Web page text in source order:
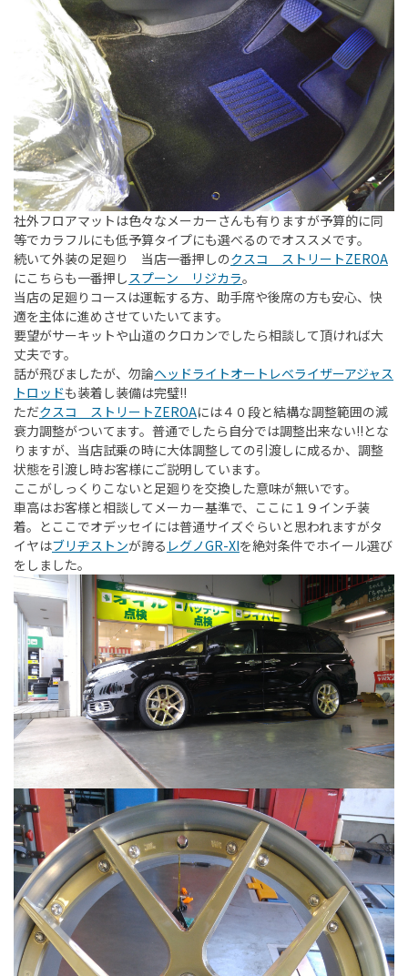
社外フロアマットは色々なメーカーさんも有りますが予算的に同
等でカラフルにも低予算タイプにも選べるのでオススメです。
続いて外装の足廻り 当店一番押しのクスコ ストリートZEROA
にこちらも一番押しスプーン リジカラ。
当店の足廻りコースは運転する方、助手席や後席の方も安心、快
適を主体に進めさせていたいてます。
要望がサーキットや山道のクロカンでしたら相談して頂ければ大
丈夫です。
話が飛びましたが、勿論ヘッドライトオートレベライザーアジャス
トロッドも装着し装備は完璧!!
ただクスコ ストリートZEROAには４０段と結構な調整範囲の減
衰力調整がついてます。普通でしたら自分では調整出来ない!!とな
りますが、当店試乗の時に大体調整しての引渡しに成るか、調整
状態を引渡し時お客様にご説明しています。
ここがしっくりこないと足廻りを交換した意味が無いです。
車高はお客様と相談してメーカー基準で、ここに１９インチ装
着。とここでオデッセイには普通サイズぐらいと思われますがタ
イヤはブリヂストンが誇る レグノGR-XIを絶対条件でホイール選び
をしました。